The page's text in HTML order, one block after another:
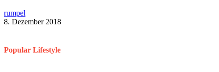
rumpel
8. Dezember 2018
Popular Lifestyle